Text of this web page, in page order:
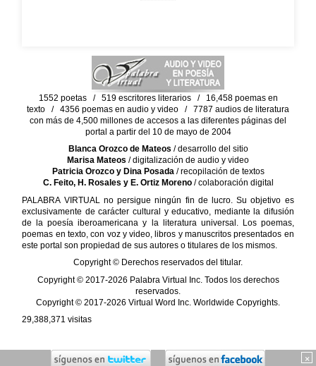
×
1552 poetas / 519 escritores literarios / 16,458 poemas en
texto / 4356 poemas en audio y video / 7787 audios de literatura
con más de 4,500 millones de accesos a las diferentes páginas del
portal a partir del 10 de mayo de 2004
Blanca Orozco de Mateos / desarrollo del sitio
Marisa Mateos / digitalización de audio y video
Patricia Orozco y Dina Posada/ recopilación de textos
C. Feito, H. Rosales y E. Ortiz Moreno/ colaboración digital
PALABRA VIRTUAL no persigue ningún fin de lucro. Su objetivo es
exclusivamente de carácter cultural y educativo, mediante la difusión
de la poesía iberoamericana y la literatura universal. Los poemas,
poemas en texto, con voz y video, libros y manuscritos presentados en
este portal son propiedad de sus autores o titulares de los mismos.
Copyright © Derechos reservados del titular.
Copyright © 2017-2026 Palabra Virtual Inc. Todos los derechos
reservados.
Copyright © 2017-2026 Virtual Word Inc. Worldwide Copyrights.
29,388,371 visitas